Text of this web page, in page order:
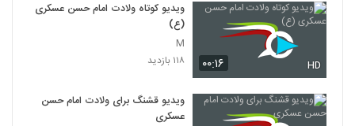
۰۰:۱۶ HD
ویدیو کوتاه ولادت امام حسن عسکری
(ع)
M
۱۱۸ بازدید
ویدیو قشنگ برای ولادت امام حسن
عسکری